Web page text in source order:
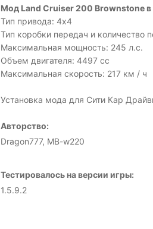
Мод Land Cruiser 200 Brownstone в
Тип привода: 4х4
Тип коробки передач и количество
Максимальная мощность: 245 л.с.
Объем двигателя: 4497 сс
Максимальная скорость: 217 км / ч
Установка мода для Сити Кар
Авторство:
Dragon777, MB-w220
Тестировалось на версии игры:
1.5.9.2